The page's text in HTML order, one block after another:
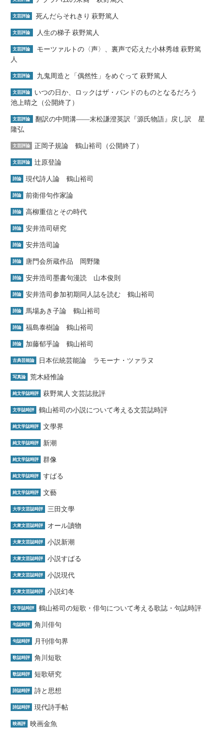
文芸評論 死んだらそれきり 萩野篤人
文芸評論 人生の梯子 萩野篤人
文芸評論
モーツァルトの〈声〉、裏声で応えた小林秀雄 萩野篤
人
文芸評論 九鬼周造と「偶然性」をめぐって 萩野篤人
文芸評論
いつの日か、ロックはザ・バンドのものとなるだろう
池上晴之（公開終了）
文芸評論
翻訳の中間溝――末松謙澄英訳『源氏物語』戻し訳 星
隆弘
文芸評論 正岡子規論 鶴山裕司（公開終了）
文芸評論 辻原登論
詩論 現代詩人論 鶴山裕司
詩論 前衛俳句作家論
詩論 高柳重信とその時代
詩論 安井浩司研究
詩論 安井浩司論
詩論 唐門会所蔵作品 岡野隆
詩論 安井浩司墨書句漫読 山本俊則
詩論 安井浩司参加初期同人誌を読む 鶴山裕司
詩論 馬場あき子論 鶴山裕司
詩論 福島泰樹論 鶴山裕司
詩論 加藤郁乎論 鶴山裕司
古典芸能論 日本伝統芸能論 ラモーナ・ツァラヌ
写真論 荒木経惟論
純文学誌時評 萩野篤人 文芸誌批評
文学誌時評 鶴山裕司の小説について考える文芸誌時評
純文学誌時評 文學界
純文学誌時評 新潮
純文学誌時評 群像
純文学誌時評 すばる
純文学誌時評 文藝
大学文芸誌時評 三田文學
大衆文芸誌時評 オール讀物
大衆文芸誌時評 小説新潮
大衆文芸誌時評 小説すばる
大衆文芸誌時評 小説現代
大衆文芸誌時評 小説幻冬
文学誌時評 鶴山裕司の短歌・俳句について考える歌誌・句誌時評
句誌時評 角川俳句
句誌時評 月刊俳句界
歌誌時評 角川短歌
歌誌時評 短歌研究
詩誌時評 詩と思想
詩誌時評 現代詩手帖
映画評 映画金魚